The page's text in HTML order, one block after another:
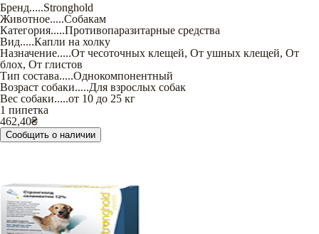
Бренд.....Stronghold
Животное.....Собакам
Категория.....Противопаразитарные средства
Вид.....Капли на холку
Назначение.....От чесоточных клещей, От ушных клещей, От
блох, От глистов
Тип состава.....Однокомпонентный
Возраст собаки.....Для взрослых собак
Вес собаки.....от 10 до 25 кг
1 пипетка
462,40₴
Сообщить о наличии